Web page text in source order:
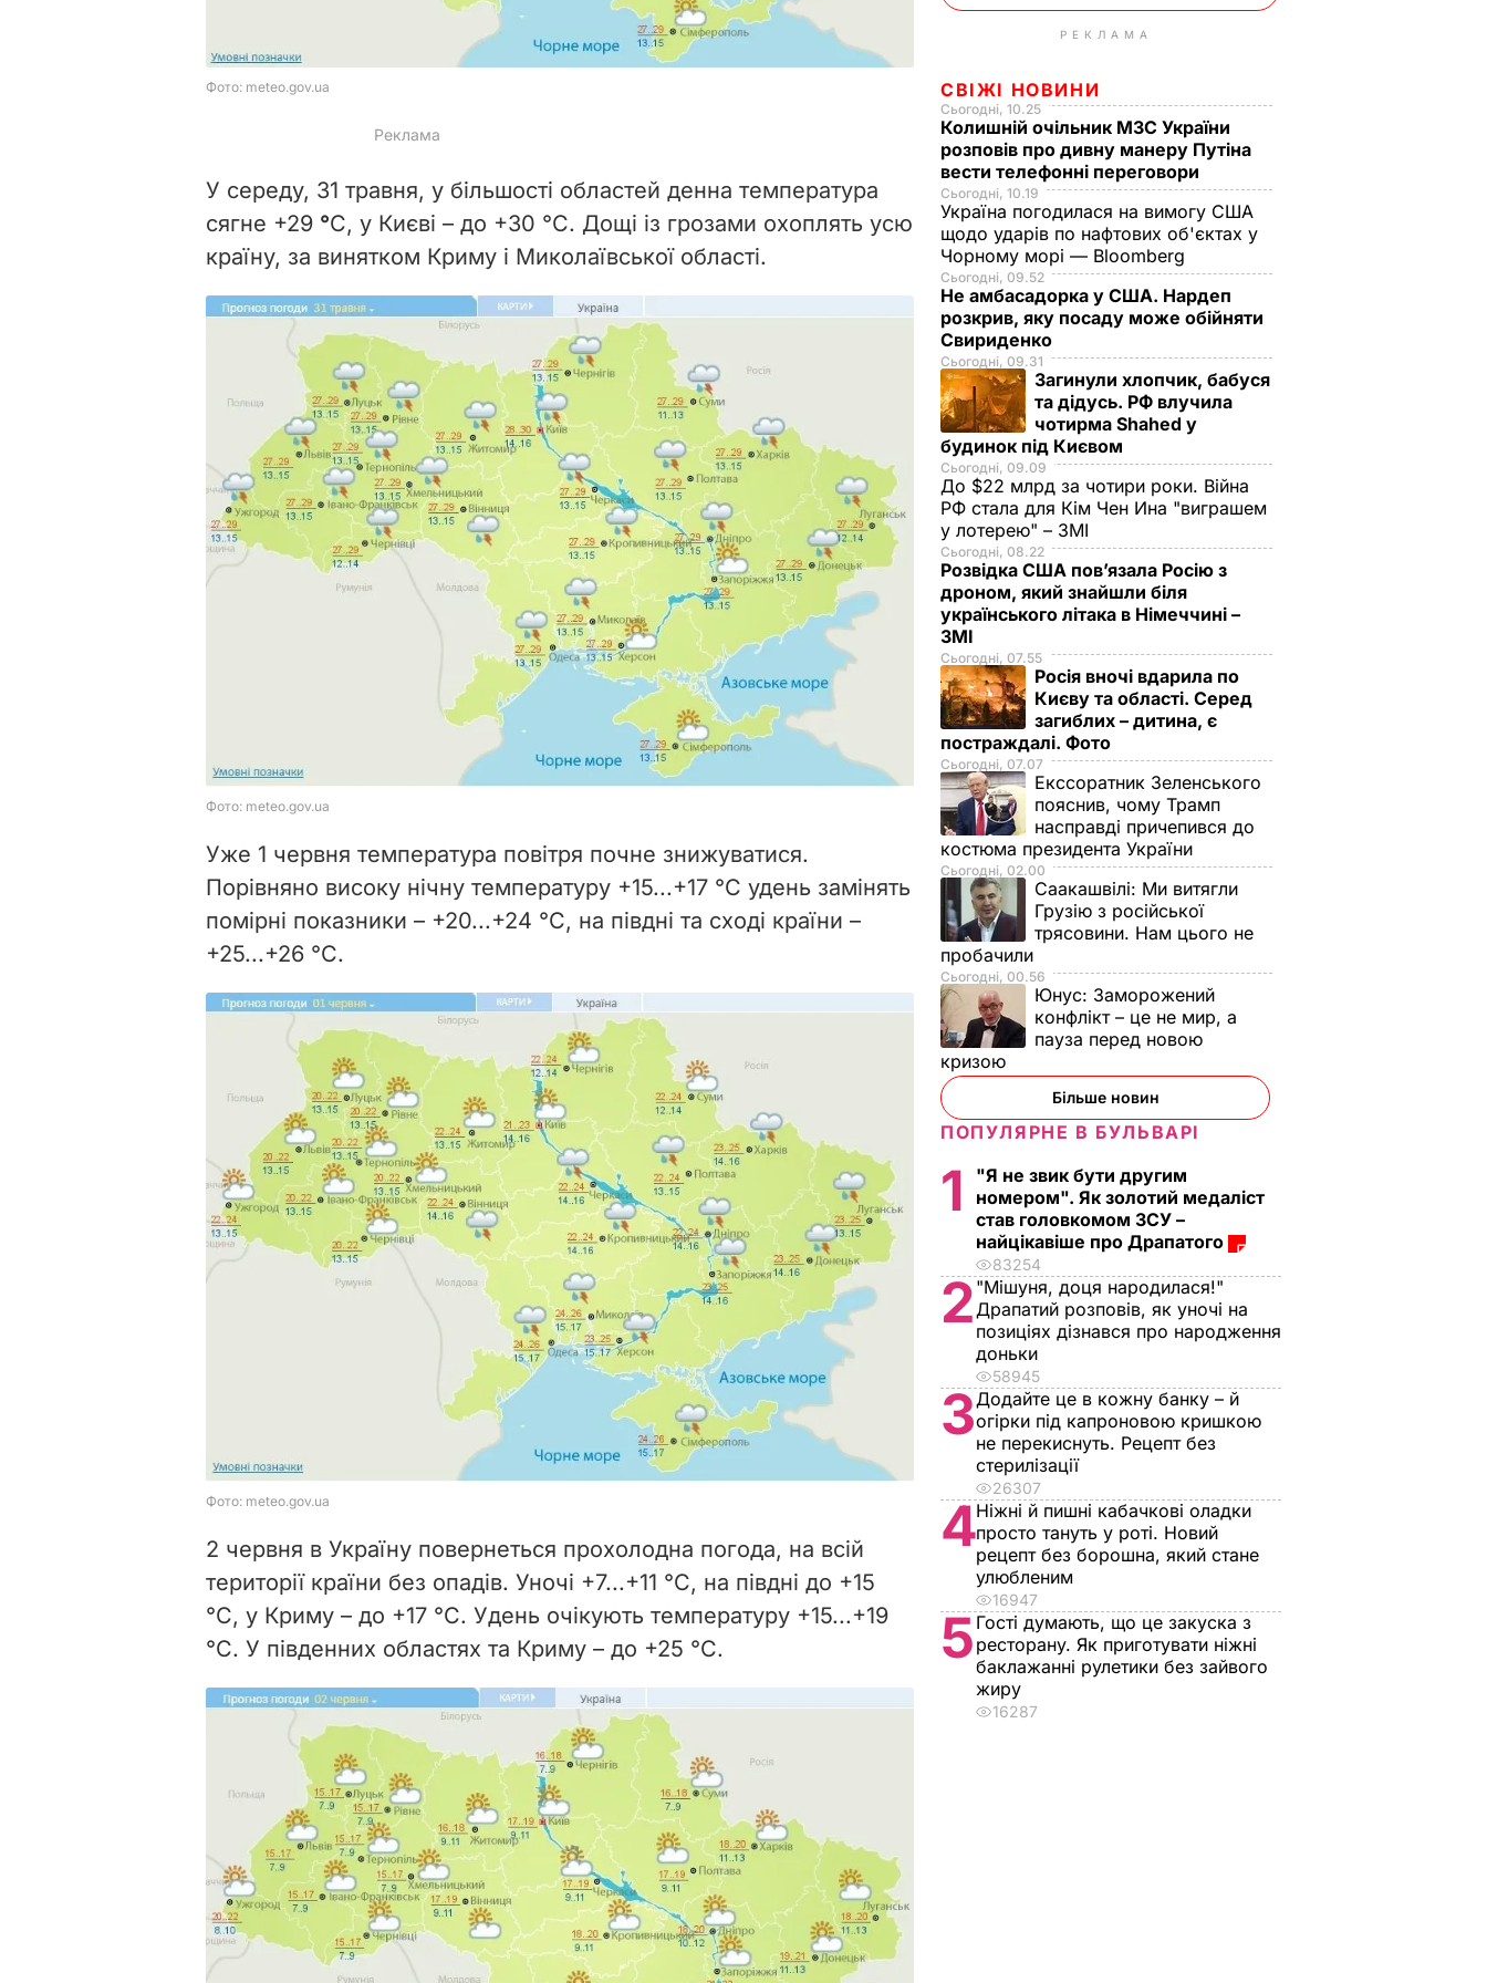
У середу, 31 травня, у більшості областей денна температура
сягне +29 °С, у Києві – до +30 °С. Дощі із грозами охоплять усю
країну, за винятком Криму і Миколаївської області.
Уже 1 червня температура повітря почне знижуватися.
Порівняно високу нічну температуру +15...+17 °С удень замінять
помірні показники – +20...+24 °С, на півдні та сході країни –
+25...+26 °С.
2 червня в Україну повернеться прохолодна погода, на всій
території країни без опадів. Уночі +7...+11 °С, на півдні до +15
°С, у Криму – до +17 °С. Удень очікують температуру +15...+19
°С. У південних областях та Криму – до +25 °С.
РЕКЛАМА
СВІЖІ НОВИНИ
Сьогодні, 10.25
Колишній очільник МЗС України
розповів про дивну манеру Путіна
вести телефонні переговори
Сьогодні, 10.19
Україна погодилася на вимогу США
щодо ударів по нафтових об'єктах у
Чорному морі — Bloomberg
Сьогодні, 09.52
Не амбасадорка у США. Нардеп
розкрив, яку посаду може обійняти
Свириденко
Сьогодні, 09.31
Загинули хлопчик, бабуся
та дідусь. РФ влучила
чотирма Shahed у
будинок під Києвом
Сьогодні, 09.09
До $22 млрд за чотири роки. Війна
РФ стала для Кім Чен Ина "виграшем
у лотерею" – ЗМІ
Сьогодні, 08.22
Розвідка США пов’язала Росію з
дроном, який знайшли біля
українського літака в Німеччині –
ЗМІ
Сьогодні, 07.55
Росія вночі вдарила по
Києву та області. Серед
загиблих – дитина, є
постраждалі. Фото
Сьогодні, 07.07
Екссоратник Зеленського
пояснив, чому Трамп
насправді причепився до
костюма президента України
Сьогодні, 02.00
Саакашвілі: Ми витягли
Грузію з російської
трясовини. Нам цього не
пробачили
Сьогодні, 00.56
Юнус: Заморожений
конфлікт – це не мир, а
пауза перед новою
кризою
Більше новин
ПОПУЛЯРНЕ В БУЛЬВАРІ
1
"Я не звик бути другим
номером". Як золотий медаліст
став головкомом ЗСУ –
найцікавіше про Драпатого
83254
2 "Мішуня, доця народилася!"
Драпатий розповів, як уночі на
позиціях дізнався про народження
доньки
58945
3Додайте це в кожну банку – й
огірки під капроновою кришкою
не перекиснуть. Рецепт без
стерилізації
26307
4Ніжні й пишні кабачкові оладки
просто тануть у роті. Новий
рецепт без борошна, який стане
улюбленим
16947
5 Гості думають, що це закуска з
ресторану. Як приготувати ніжні
баклажанні рулетики без зайвого
жиру
16287